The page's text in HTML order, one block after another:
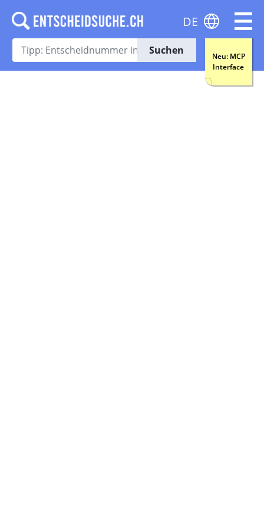
Suchen
Neu: MCP
Interface
DE